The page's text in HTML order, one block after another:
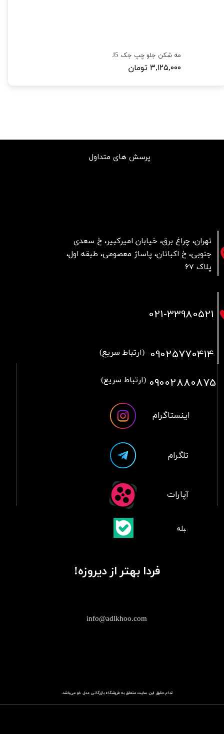
مه شکن جلو چپ جک J5
۳,۱۲۵,۰۰۰ تومان
تمام حقوق این سایت متعلق به فروشگاهباز​​​​​​​رگانی عدل خو می‌باشد.
تهران، چراغ برق، خیابان امیرکبیر، خ سعدی
جنوبی، خ اکباتان، پاساژ معصومی، طبقه اول،
پلاک 67
info@adlkhoo.com
پرسش های متداول
021-33980521
09025770414 (ارتباط سریع)
09002880875 (ارتباط سریع)
فردا بهتر از دیروزه!
آپارات
تلگرام
اینستاگرام
​بلبله​​​​​​​بله